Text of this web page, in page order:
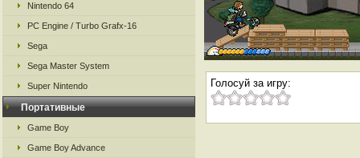
Nintendo 64
PC Engine / Turbo Grafx-16
Sega
Sega Master System
Super Nintendo
Портативные
Game Boy
Game Boy Advance
Голосуй за игру: